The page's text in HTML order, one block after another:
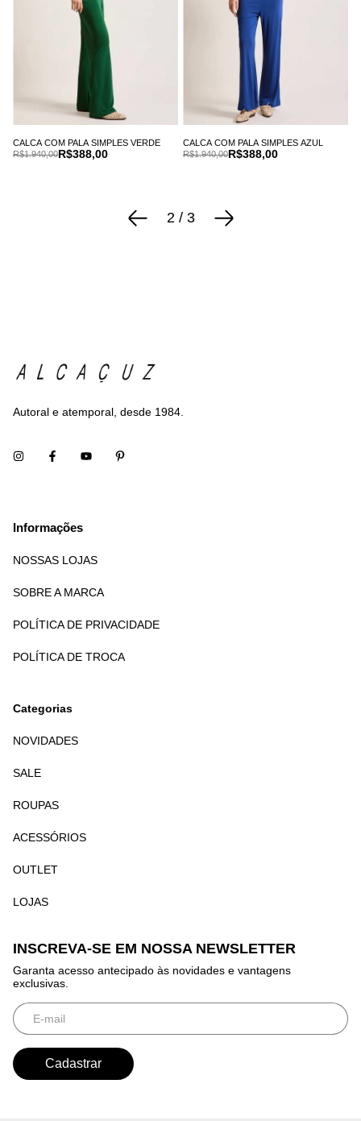
CALCA COM PALA SIMPLES VERDE
R$388,00
R$1.940,00
CALCA COM PALA SIMPLES AZUL
R$388,00
R$1.940,00
2 / 3
Autoral e atemporal, desde 1984.
Informações
NOSSAS LOJAS
SOBRE A MARCA
POLÍTICA DE PRIVACIDADE
POLÍTICA DE TROCA
Categorias
NOVIDADES
SALE
ROUPAS
ACESSÓRIOS
OUTLET
LOJAS
INSCREVA-SE EM NOSSA NEWSLETTER
Garanta acesso antecipado às novidades e vantagens
exclusivas.